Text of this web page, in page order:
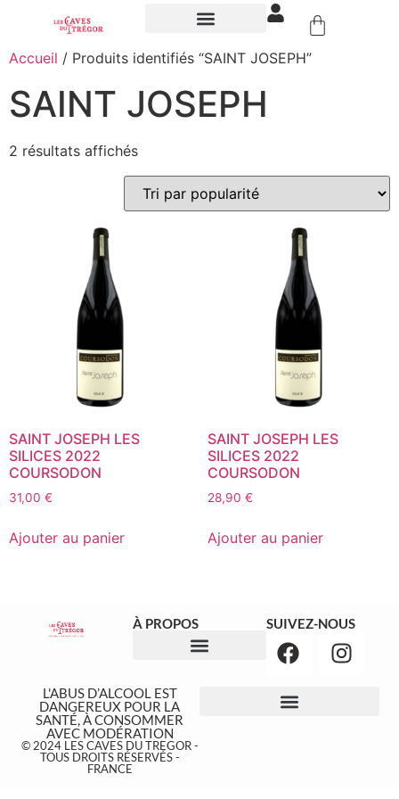
Accueil / Produits identifiés “SAINT JOSEPH”
SAINT JOSEPH
2 résultats affichés
SAINT JOSEPH LES
SILICES 2022
COURSODON
31,00 €
Ajouter au panier
SAINT JOSEPH LES
SILICES 2022
COURSODON
28,90 €
Ajouter au panier
À PROPOS SUIVEZ-NOUS
L'ABUS D’ALCOOL EST
DANGEREUX POUR LA
SANTÉ, À CONSOMMER
AVEC MODÉRATION
© 2024 LES CAVES DU TREGOR -
TOUS DROITS RÉSERVÉS -
FRANCE